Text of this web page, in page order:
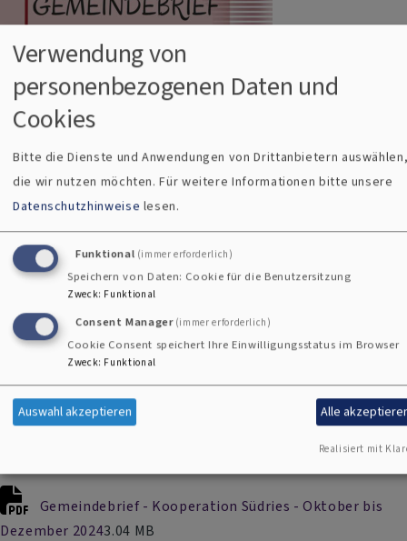
gemeindebrief_pfarrei_am_albuch_mai_-
_juli_2026.pdf3.34 MB
gemeindebrief_pfarrei_am_albuch_nov_25_-
_marz_26.pdf2.71 MB
2025-7_gemeindebrief_albuch_jul-
Gemeindebrief - Kooperation Südries - Oktober bis
Dezember 20243.04 MB
Verwendung von
personenbezogenen Daten und
Cookies
Bitte die Dienste und Anwendungen von Drittanbietern
die wir nutzen möchten.Für weitere Informationen bitte unsere
Datenschutzhinweise lesen.
Funktional (immer erforderlich)
Speichern von Daten: Cookie für die Benutzersitzung
Zweck: Funktional
Consent Manager (immer erforderlich)
Cookie Consent speichert Ihre Einwilligungsstatus im Browser
Zweck: Funktional
Auswahl akzeptieren Alle
Realisiert mit